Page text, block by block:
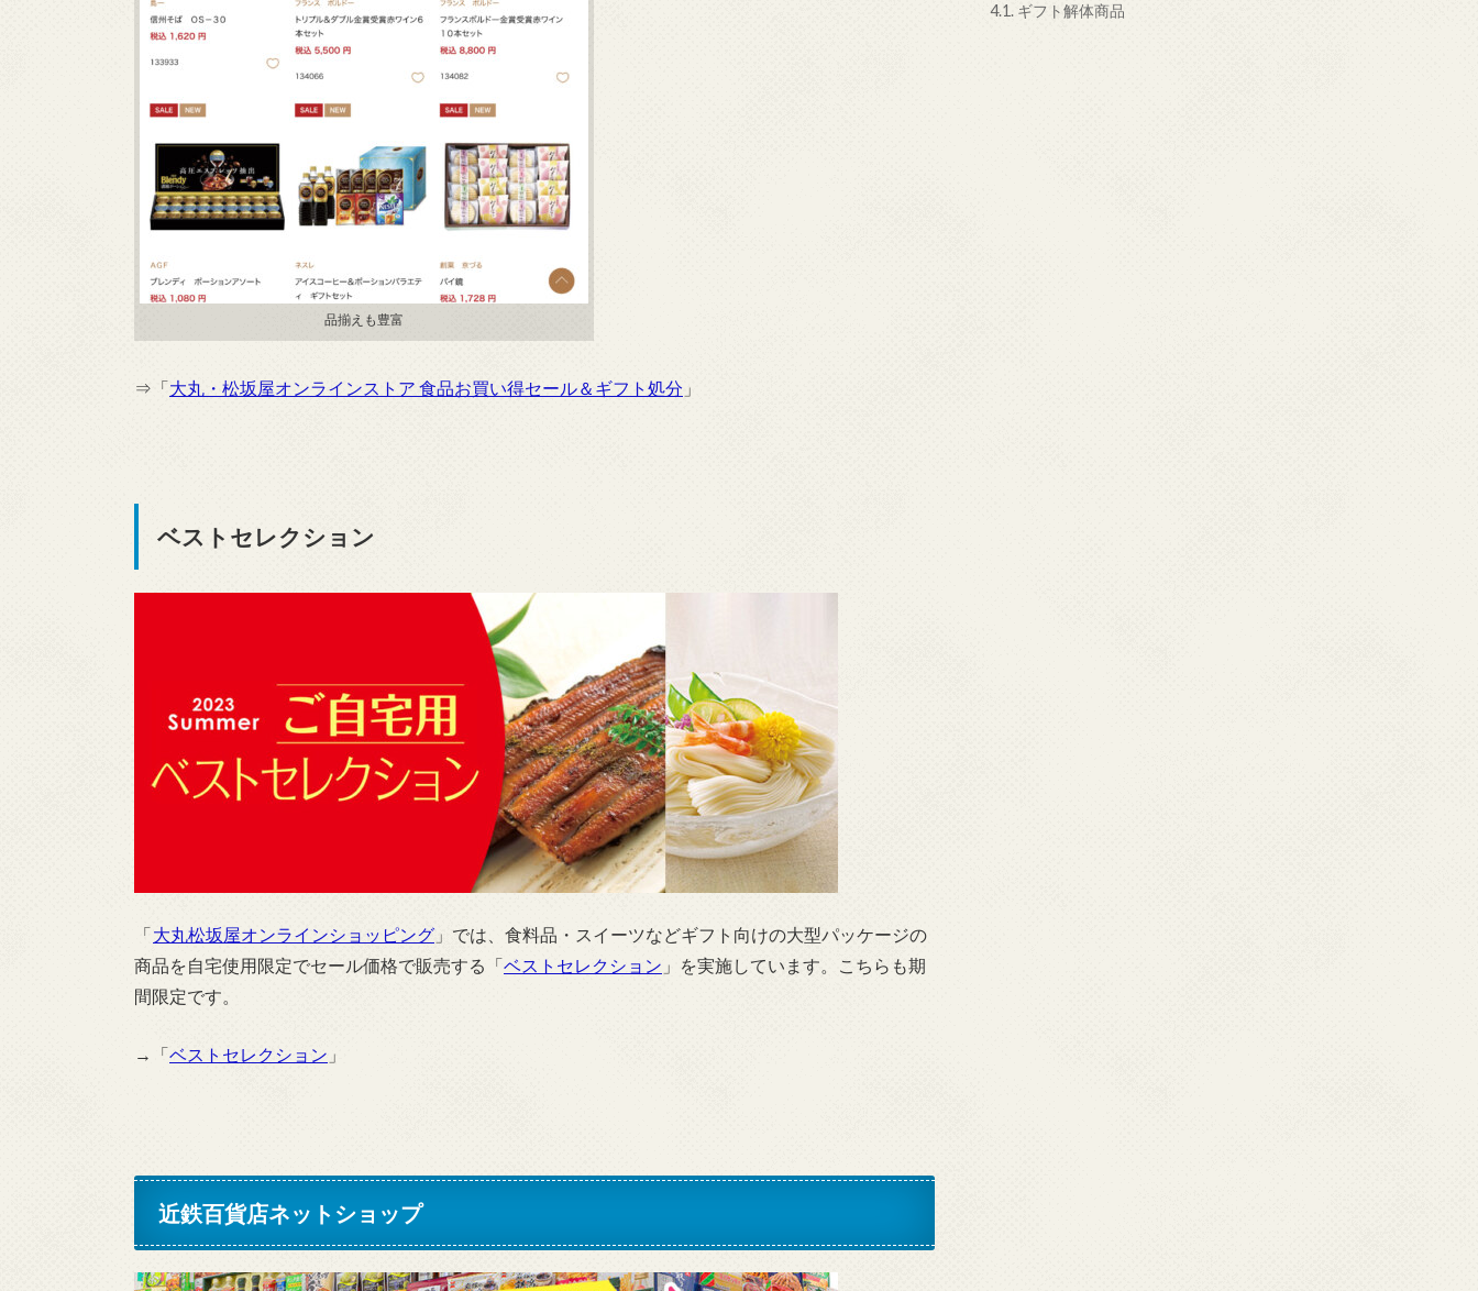
品揃えも豊富
⇒「大丸・松坂屋オンラインストア 食品お買い得セール＆ギフト処分 」
ベストセレクション
「大丸松坂屋オンラインショッピング 」では、食料品・スイーツなどギフト向けの大型パッケージの
商品を自宅使用限定でセール価格で販売する「ベストセレクション 」を実施しています。こちらも期
間限定です。
→「ベストセレクション 」
近鉄百貨店ネットショップ
4.1. ギフト解体商品